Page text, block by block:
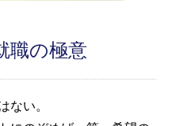
職の極意
ない。